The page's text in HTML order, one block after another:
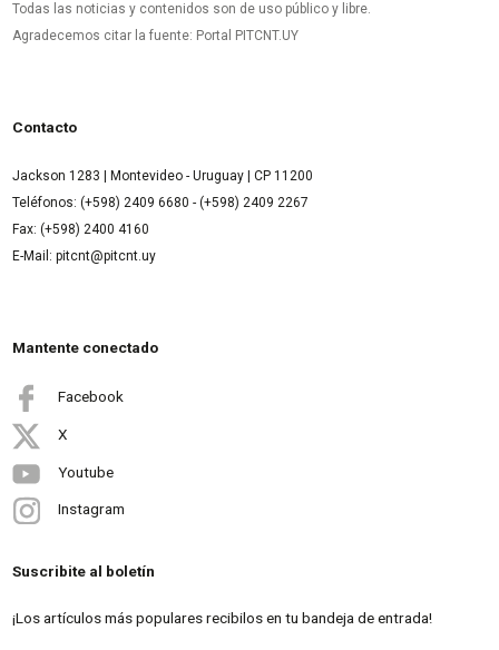
Todas las noticias y contenidos son de uso público y libre.
Agradecemos citar la fuente: Portal PITCNT.UY
Contacto
Jackson 1283 | Montevideo - Uruguay | CP 11200
Teléfonos: (+598) 2409 6680 - (+598) 2409 2267
Fax: (+598) 2400 4160
E-Mail: pitcnt@pitcnt.uy
Mantente conectado
Facebook
X
Youtube
Instagram
Suscribite al boletín
¡Los artículos más populares recibilos en tu bandeja de entrada!